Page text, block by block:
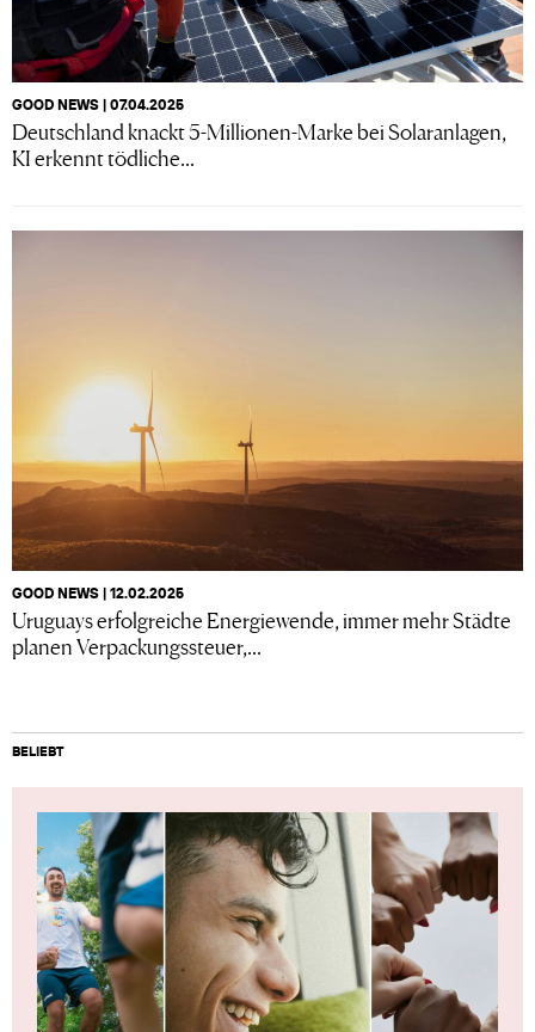
GOOD NEWS | 07.04.2025
Deutschland knackt 5-Millionen-Marke bei Solaranlagen,
KI erkennt tödliche...
GOOD NEWS | 12.02.2025
Uruguays erfolgreiche Energiewende, immer mehr Städte
planen Verpackungssteuer,...
BELIEBT